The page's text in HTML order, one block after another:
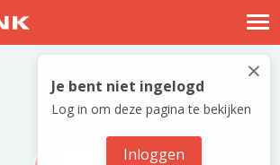
Nostalgische verhalen
Log in
Meld je gratis aan
×
Je bent niet ingelogd
Log in om deze pagina te bekijken
Inloggen